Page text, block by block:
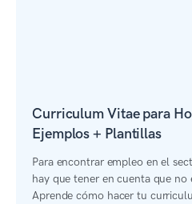
Curriculum Vitae para
Ejemplos + Plantillas
Para encontrar empleo en el
hay que tener en cuenta que no
Aprende cómo hacer tu